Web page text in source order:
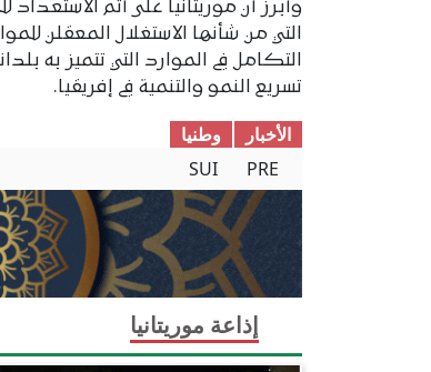
وأبرز أن موريتانيا على أتم
التي من شأنها الاستغلال المعقلن
التكامل في الموارد التي تتميز به
تسريع النمو والتنمية في إفريقيا.
الأخبار
وطنیا
PRE
SUI
إذاعة موريتانيا